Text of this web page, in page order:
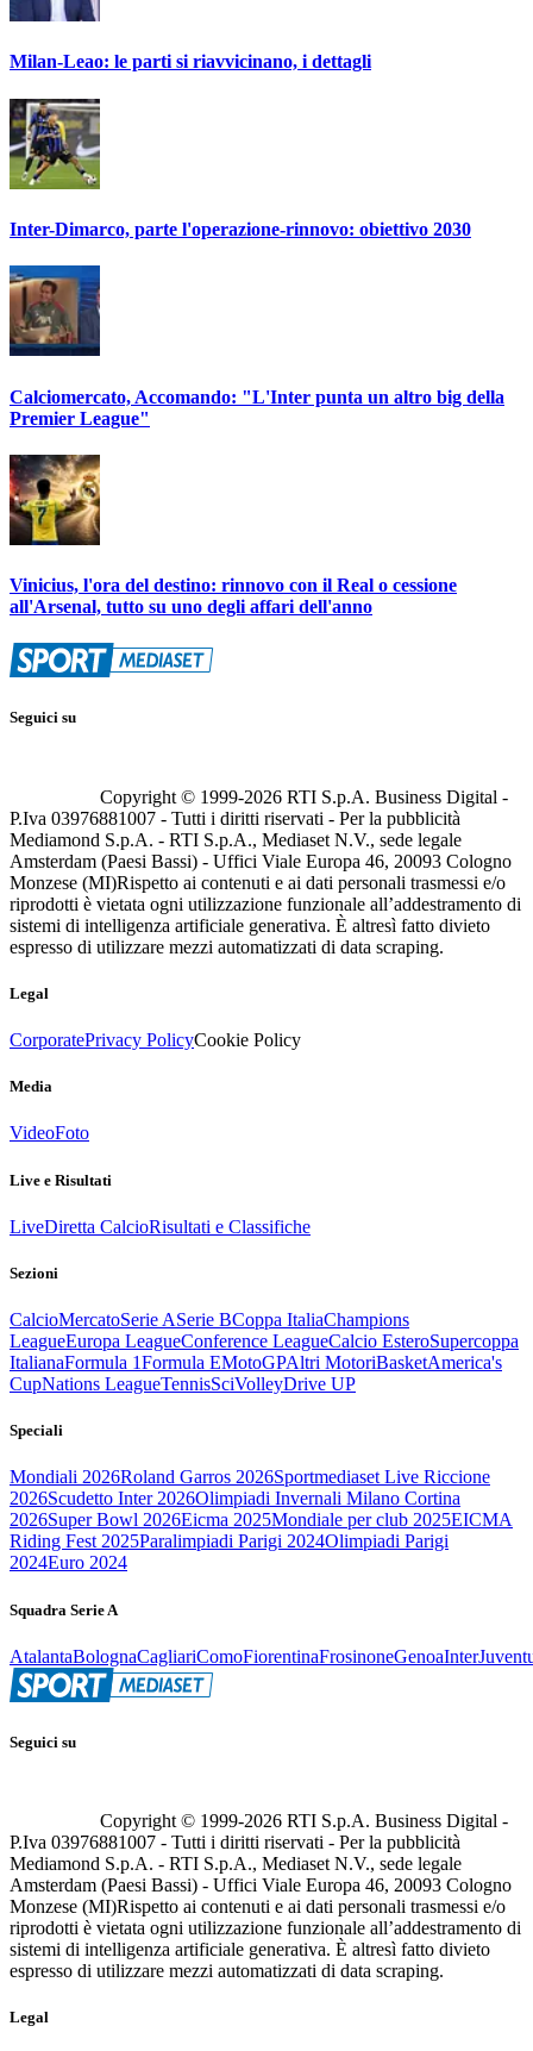
Milan-Leao: le parti si riavvicinano, i dettagli
Inter-Dimarco, parte l'operazione-rinnovo: obiettivo 2030
Calciomercato, Accomando: "L'Inter punta un altro big della
Premier League"
Vinicius, l'ora del destino: rinnovo con il Real o cessione
all'Arsenal, tutto su uno degli affari dell'anno
Seguici su
Copyright © 1999-2026 RTI S.p.A. Business Digital -
P.Iva 03976881007 - Tutti i diritti riservati - Per la pubblicità
Mediamond S.p.A. - RTI S.p.A., Mediaset N.V., sede legale
Amsterdam (Paesi Bassi) - Uffici Viale Europa 46, 20093 Cologno
Monzese (MI)Rispetto ai contenuti e ai dati personali trasmessi e/o
riprodotti è vietata ogni utilizzazione funzionale all’addestramento di
sistemi di intelligenza artificiale generativa. È altresì fatto divieto
espresso di utilizzare mezzi automatizzati di data scraping.
Legal
CorporatePrivacy PolicyCookie Policy
Media
VideoFoto
Live e Risultati
LiveDiretta CalcioRisultati e Classifiche
Sezioni
CalcioMercatoSerie ASerie BCoppa ItaliaChampions
LeagueEuropa LeagueConference LeagueCalcio EsteroSupercoppa
ItalianaFormula 1Formula EMotoGPAltri MotoriBasketAmerica's
CupNations LeagueTennisSciVolleyDrive UP
Speciali
Mondiali 2026Roland Garros 2026Sportmediaset Live Riccione
2026Scudetto Inter 2026Olimpiadi Invernali Milano Cortina
2026Super Bowl 2026Eicma 2025Mondiale per club 2025EICMA
Riding Fest 2025Paralimpiadi Parigi 2024Olimpiadi Parigi
2024Euro 2024
Squadra Serie A
AtalantaBolognaCagliariComoFiorentinaFrosinoneGenoaInter
Seguici su
Copyright © 1999-2026 RTI S.p.A. Business Digital -
P.Iva 03976881007 - Tutti i diritti riservati - Per la pubblicità
Mediamond S.p.A. - RTI S.p.A., Mediaset N.V., sede legale
Amsterdam (Paesi Bassi) - Uffici Viale Europa 46, 20093 Cologno
Monzese (MI)Rispetto ai contenuti e ai dati personali trasmessi e/o
riprodotti è vietata ogni utilizzazione funzionale all’addestramento di
sistemi di intelligenza artificiale generativa. È altresì fatto divieto
espresso di utilizzare mezzi automatizzati di data scraping.
Legal